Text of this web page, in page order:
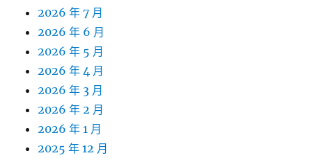
2026 年 7 月
2026 年 6 月
2026 年 5 月
2026 年 4 月
2026 年 3 月
2026 年 2 月
2026 年 1 月
2025 年 12 月